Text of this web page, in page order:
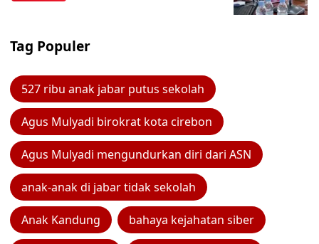
Tag Populer
527 ribu anak jabar putus sekolah
Agus Mulyadi birokrat kota cirebon
Agus Mulyadi mengundurkan diri dari ASN
anak-anak di jabar tidak sekolah
Anak Kandung bahaya kejahatan siber